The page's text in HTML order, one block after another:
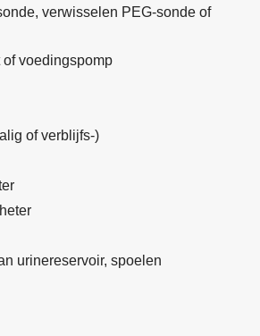
verwisselen PEG-sonde of
voedingspomp
of verblijfs-)
urinereservoir, spoelen